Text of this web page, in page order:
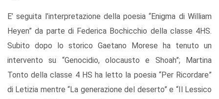
E’ seguita l’interpretazione della poesia “Enigma di William
Heyen” da parte di Federica Bochicchio della classe 4HS.
Subito dopo lo storico Gaetano Morese ha tenuto un
intervento su “Genocidio, olocausto e Shoah”; Martina
Tonto della classe 4 HS ha letto la poesia “Per Ricordare”
di Letizia mentre “La generazione del deserto” e “Il Lessico